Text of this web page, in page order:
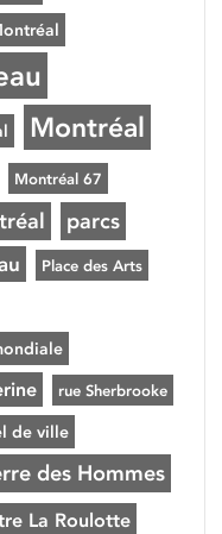
Montréal
Montréal 67
parcs
Place des Arts
rue Sherbrooke
de ville
des Hommes
La Roulotte